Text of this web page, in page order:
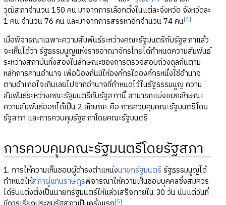
วุฒิสภาจำนวน 150 คน มาจากการเลือกตั้งในแต่ละจังหวัด จังหวัดละ
1 คน จำนวน 76 คน และมาจากการสรรหาอีกจำนวน 74 คน[4]
เมื่อพิจารณาเฉพาะความสัมพันธ์ระหว่างคณะรัฐมนตรีกับรัฐสภาแล้ว
จะเห็นได้ว่า รัฐธรรมนูญแห่งราชอาณาจักรไทยได้กำหนดความสัมพันธ์
ระหว่างสถาบันทั้งสองในลักษณะของการตรวจสอบถ่วงดุลกันตาม
หลักการคานอำนาจ เพื่อป้องกันมิให้องค์กรใดองค์กรหนึ่งใช้อำนาจ
ตามอำเภอใจเกินเลยไปจากอำนาจที่กำหนดไว้ในรัฐธรรมนูญ ความ
สัมพันธ์ระหว่างคณะรัฐมนตรีกับรัฐสภานี้ สามารถแบ่งแยกลักษณะ
ความสัมพันธ์ออกได้เป็น 2 ลักษณะ คือ การควบคุมคณะรัฐมนตรีโดย
รัฐสภา และการควบคุมรัฐสภาโดยคณะรัฐมนตรี
การควบคุมคณะรัฐมนตรีโดยรัฐสภา
1. การให้ความเห็นชอบผู้ดำรงตำแหน่งนายกรัฐมนตรี รัฐธรรมนูญได้
กำหนดให้สภาผู้แทนราษฎรพิจารณาให้ความเห็นชอบบุคคลซึ่งสมควร
ได้รับแต่งตั้งเป็นนายกรัฐมนตรีให้แล้วเสร็จภายใน 30 วัน นับแต่วันที่
[5]